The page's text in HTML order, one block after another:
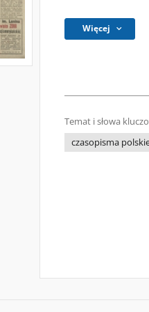
Więcej
Temat i słowa
czasopisma